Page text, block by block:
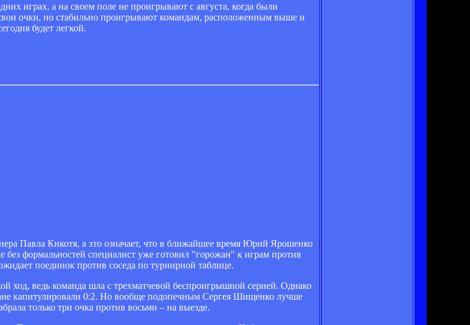
играх, а на своем поле не проигрывают с августа, когда были
очки, но стабильно проигрывают командам, расположенным выше и
будет легкой.
Павла Кикотя, а это означает, что в ближайшее время Юрий Ярошенко
формальностей специалист уже готовил "горожан" к играм против
поединок против соседа по турнирной таблице.
ведь команда шла с трехматчевой беспроигрышной серией. Однако
капитулировали 0:2. Но вообще подопечным Сергея Шищенко лучше
только три очка против восьми – на выезде.